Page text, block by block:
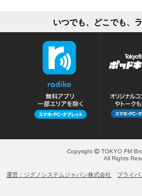
いつでも、どこでも、
Copyright
TOKYO FM
All Rights
運営：ジグノシステムジャパン株式会社 プライバ